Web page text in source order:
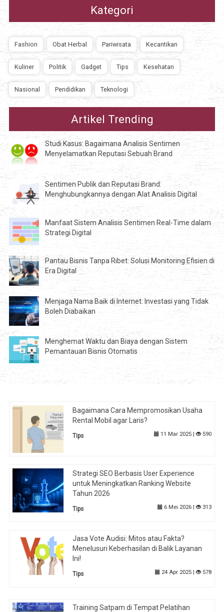
Kategori
Fashion Obat Herbal Pariwisata Kecantikan
Kuliner Politik Gadget Tips Kesehatan
Nasional Pendidikan Teknologi
Artikel Trending
Studi Kasus: Bagaimana Analisis Sentimen
Menyelamatkan Reputasi Sebuah Brand
Sentimen Publik dan Reputasi Brand:
Menghubungkannya dengan Alat Analisis Digital
Manfaat Sistem Analisis Sentimen Real-Time dalam
Strategi Digital
Pantau Bisnis Tanpa Ribet: Solusi Monitoring Efisien di
Era Digital
Menjaga Nama Baik di Internet: Investasi yang Tidak
Boleh Diabaikan
Menghemat Waktu dan Biaya dengan Sistem
Pemantauan Bisnis Otomatis
Bagaimana Cara Mempromosikan Usaha
Rental Mobil agar Laris?
Tips 11 Mar 2025 | 590
Strategi SEO Berbasis User Experience
untuk Meningkatkan Ranking Website
Tahun 2026
Tips 6 Mei 2026 | 313
Jasa Vote Audisi: Mitos atau Fakta?
Menelusuri Keberhasilan di Balik Layanan
Ini!
Tips 24 Apr 2025 | 578
Training Satpam di Tempat Pelatihan